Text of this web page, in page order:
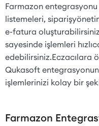
Farmazon
listemeleri,
e-fatura
sayesinde işlemleri
edebilirsiniz.Eczacılara
Qukasoft
işlemlerinizi kolay bir
Farmazon